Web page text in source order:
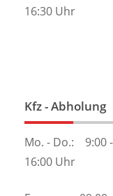
16:30 Uhr
Kfz - Abholung
Mo. - Do.:
16:00 Uhr